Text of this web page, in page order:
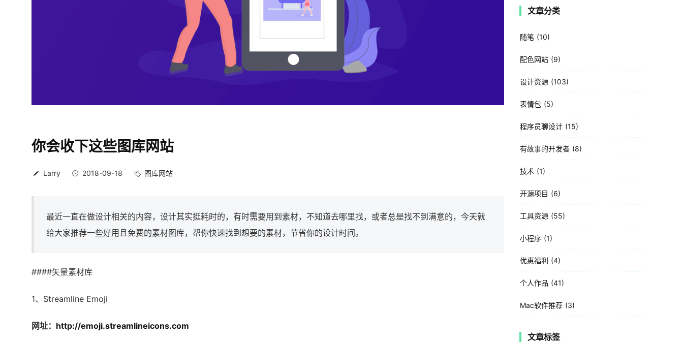
你会收下这些图库网站
Larry 2018-09-18 图库网站
最近一直在做设计相关的内容，设计其实挺耗时的，有时需要用到素材，不知道去哪里找，或者总是找不到满意的，今天就
给大家推荐一些好用且免费的素材图库，帮你快速找到想要的素材，节省你的设计时间。
####矢量素材库
1、Streamline Emoji
网址： http://emoji.streamlineicons.com
文章分类
随笔 10
配色网站 9
设计资源 103
表情包 5
程序员聊设计 15
有故事的开发者 8
技术 1
开源项目 6
工具资源 55
小程序 1
优惠福利 4
个人作品 41
Mac软件推荐 3
文章标签